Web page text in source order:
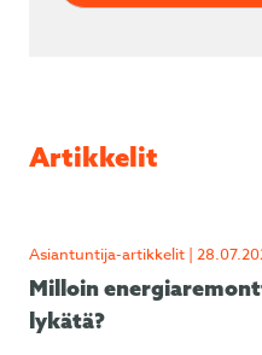
Artikkelit
Asiantuntija-artikkelit |
Milloin
lykätä?